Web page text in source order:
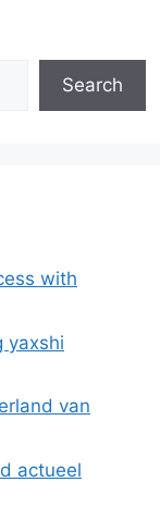
Search
with
yaxshi
van
actueel